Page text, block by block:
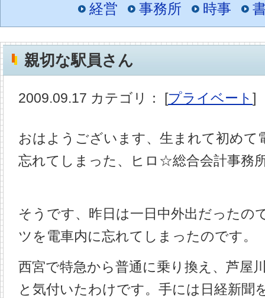
経営
事務所 時事
親切な駅員さん
2009.09.17 カテゴリ： [プライベート ]
おはようございます、生まれて初めて
忘れてしまった、ヒロ☆総合会計事務
そうです、昨日は一日中外出だったの
ツを電車内に忘れてしまったのです。
西宮で特急から普通に乗り換え、芦屋
と気付いたわけです。手には日経新聞